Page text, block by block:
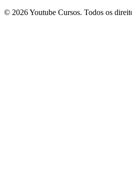
© 2026 Youtube Cursos. Todos os